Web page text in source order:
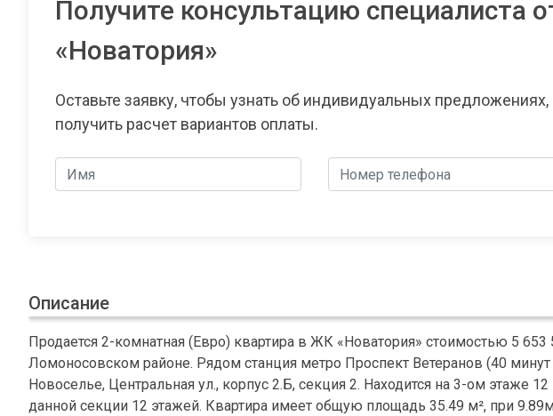
Получите консультацию специалиста
«Новатория»
Оставьте заявку, чтобы узнать об индивидуальных
получить расчет вариантов оплаты.
Описание
Продается 2-комнатная (Евро) квартира в ЖК «Новатория» стоимостью 5
Ломоносовском районе. Рядом станция метро Проспект Ветеранов (40
Новоселье, Центральная ул., корпус 2.Б, секция 2. Находится на 3-ом этаже
данной секции 12 этажей. Квартира имеет общую площадь 35.49 м², при